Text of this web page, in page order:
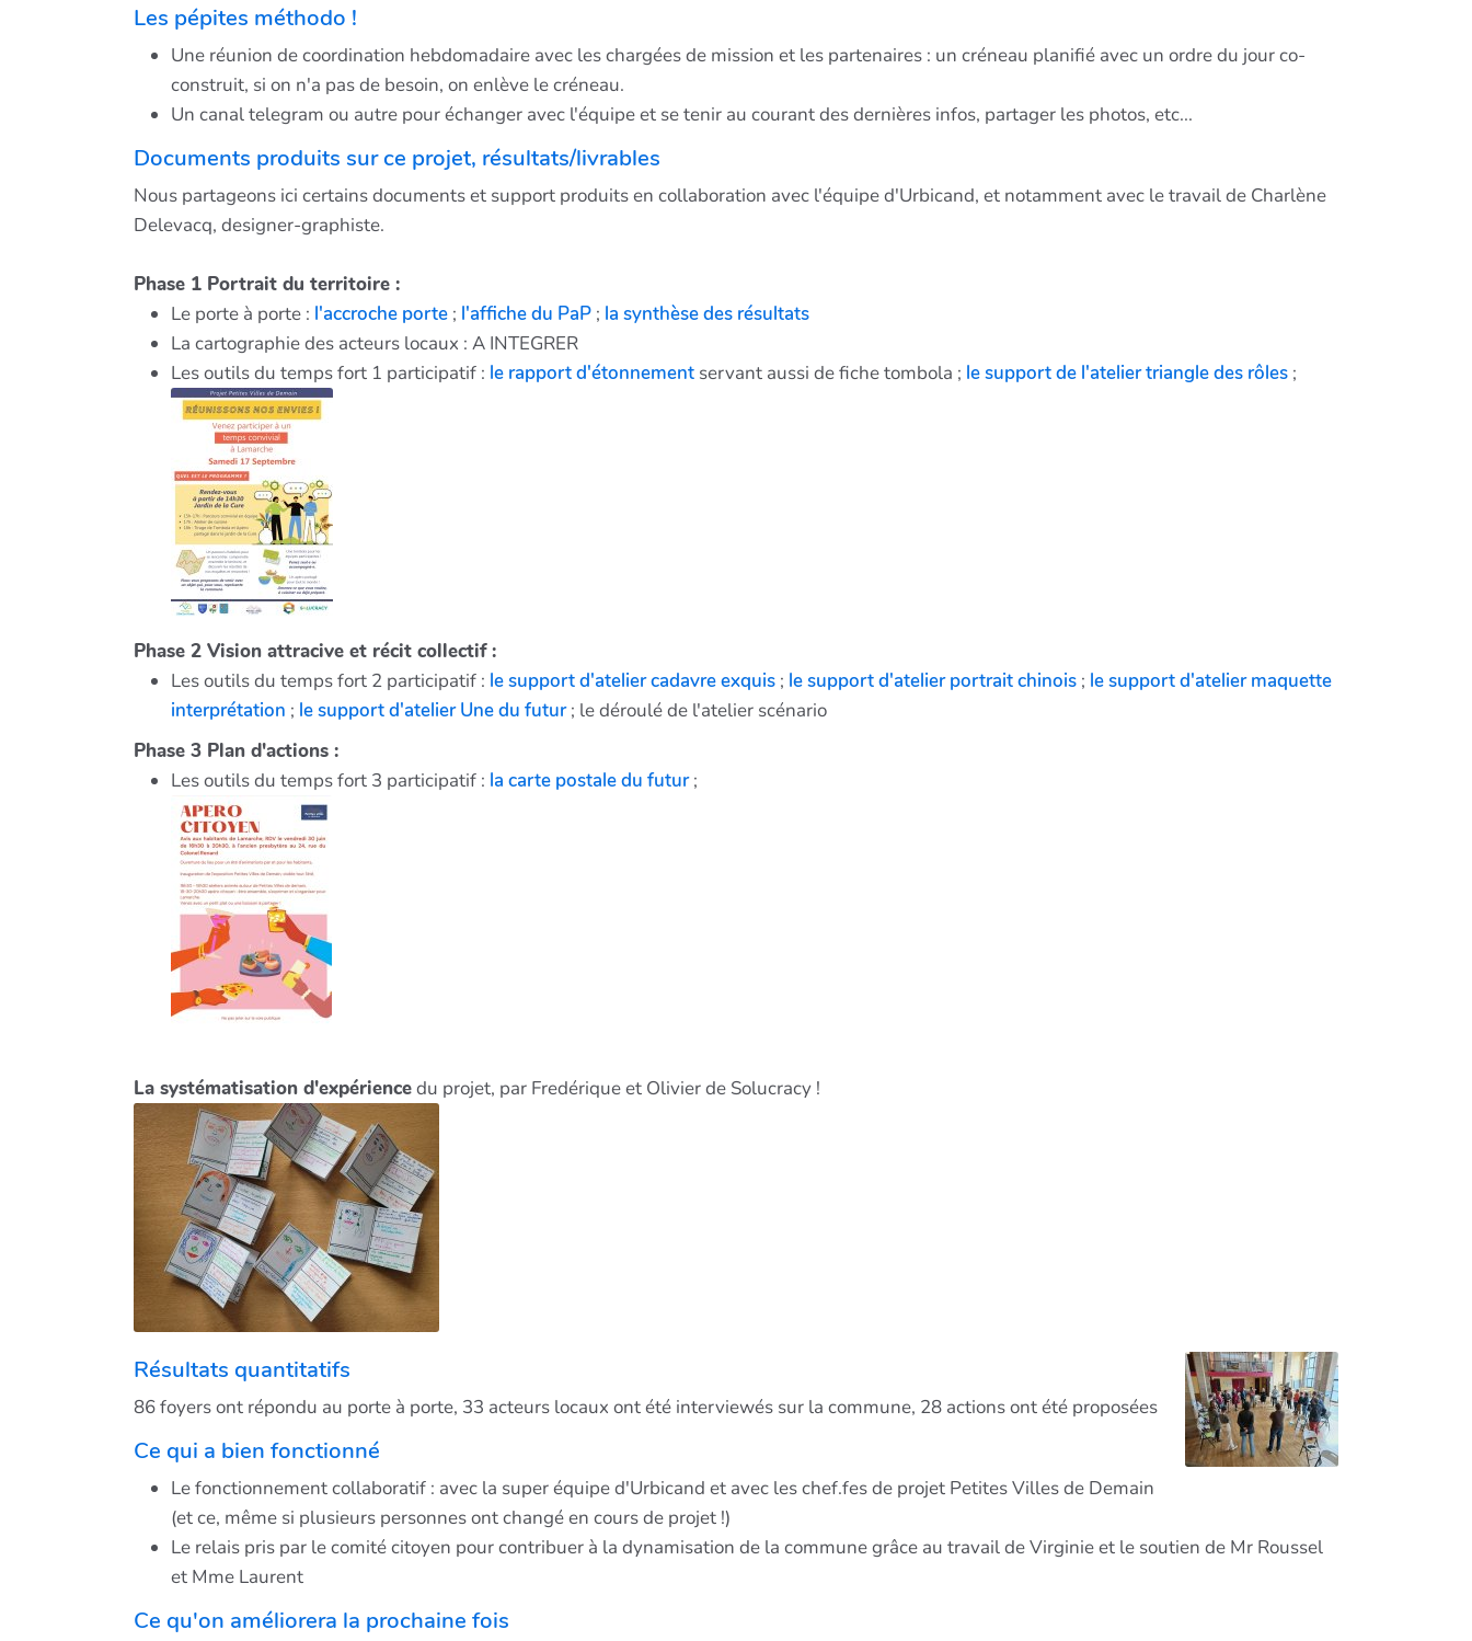
Les pépites méthodo !
Une réunion de coordination hebdomadaire avec les chargées de mission et les partenaires : un créneau planifié avec un ordre du jour co-
construit, si on n'a pas de besoin, on enlève le créneau.
Un canal telegram ou autre pour échanger avec l'équipe et se tenir au courant des dernières infos, partager les photos, etc...
Documents produits sur ce projet, résultats/livrables
Nous partageons ici certains documents et support produits en collaboration avec l'équipe d'Urbicand, et notamment avec le travail de Charlène
Delevacq, designer-graphiste.
Phase 1 Portrait du territoire :
Le porte à porte : l'accroche porte ; l'affiche du PaP ; la synthèse des résultats
La cartographie des acteurs locaux : A INTEGRER
Les outils du temps fort 1 participatif : le rapport d'étonnement servant aussi de fiche tombola ; le support de l'atelier triangle des rôles ;
Phase 2 Vision attracive et récit collectif :
Les outils du temps fort 2 participatif : le support d'atelier cadavre exquis ; le support d'atelier portrait chinois ; le support d'atelier maquette
interprétation ; le support d'atelier Une du futur; le déroulé de l'atelier scénario
Phase 3 Plan d'actions :
Les outils du temps fort 3 participatif : la carte postale du futur ;
La systématisation d'expériencedu projet, par Fredérique et Olivier de Solucracy !
Résultats quantitatifs
86 foyers ont répondu au porte à porte, 33 acteurs locaux ont été interviewés sur la commune, 28 actions ont été proposées
Ce qui a bien fonctionné
Le fonctionnement collaboratif : avec la super équipe d'Urbicand et avec les chef.fes de projet Petites Villes de Demain
(et ce, même si plusieurs personnes ont changé en cours de projet !)
Le relais pris par le comité citoyen pour contribuer à la dynamisation de la commune grâce au travail de Virginie et le soutien de Mr Roussel
et Mme Laurent
Ce qu'on améliorera la prochaine fois